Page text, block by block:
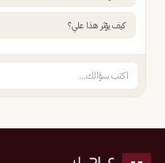
كيف يؤثر هذا علي؟